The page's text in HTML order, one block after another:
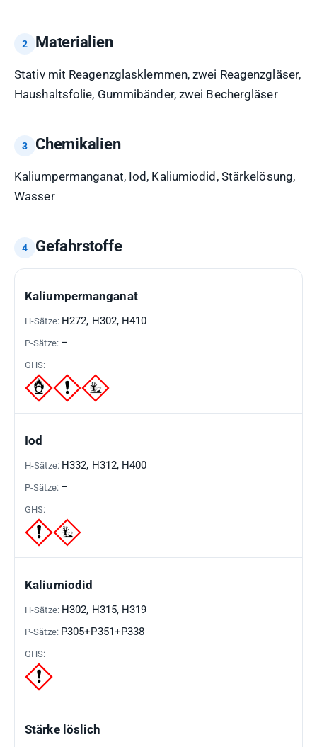
Materialien
Stativ mit Reagenzglasklemmen, zwei Reagenzgläser,
Haushaltsfolie, Gummibänder, zwei Bechergläser
Chemikalien
Kaliumpermanganat, Iod, Kaliumiodid, Stärkelösung,
Wasser
Gefahrstoffe
GEFAHRSTOFF
H-
Kaliumpermanganat
H272, H302, H410
–
Iod
H332, H312, H400
–
Kaliumiodid
H302, H315, H319
P305+P351+P338
Stärke löslich